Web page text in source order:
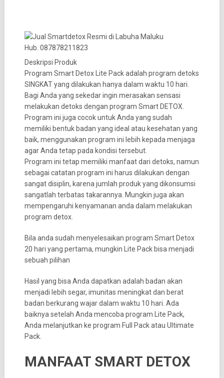
Deskripsi Produk
Program Smart Detox Lite Pack adalah program detoks
SINGKAT yang dilakukan hanya dalam waktu 10 hari.
Bagi Anda yang sekedar ingin merasakan sensasi
melakukan detoks dengan program Smart DETOX.
Program ini juga cocok untuk Anda yang sudah
memiliki bentuk badan yang ideal atau kesehatan yang
baik, menggunakan program ini lebih kepada menjaga
agar Anda tetap pada kondisi tersebut.
Program ini tetap memiliki manfaat dari detoks, namun
sebagai catatan program ini harus dilakukan dengan
sangat disiplin, karena jumlah produk yang dikonsumsi
sangatlah terbatas takarannya. Mungkin juga akan
mempengaruhi kenyamanan anda dalam melakukan
program detox.
Bila anda sudah menyelesaikan program Smart Detox
20 hari yang pertama, mungkin Lite Pack bisa menjadi
sebuah pilihan
Hasil yang bisa Anda dapatkan adalah badan akan
menjadi lebih segar, imunitas meningkat dan berat
badan berkurang wajar dalam waktu 10 hari. Ada
baiknya setelah Anda mencoba program Lite Pack,
Anda melanjutkan ke program Full Pack atau Ultimate
Pack.
MANFAAT SMART DETOX